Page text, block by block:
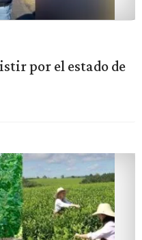
por el estado de